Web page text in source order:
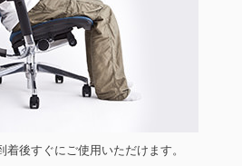
後すぐにご使用いただけます。